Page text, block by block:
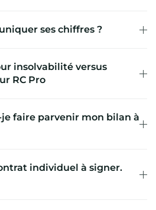
ses chiffres ?
insolvabilité versus
RC Pro
faire parvenir mon bilan à
individuel à signer.